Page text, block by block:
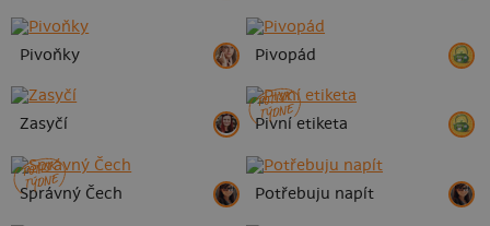
Pivoňky Pivopád
Zasyčí
POTISK
TÝDNE
Pivní etiketa
POTISK
TÝDNE
Správný Čech Potřebuju napít